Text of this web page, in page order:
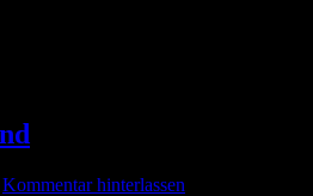
Kommentar hinterlassen